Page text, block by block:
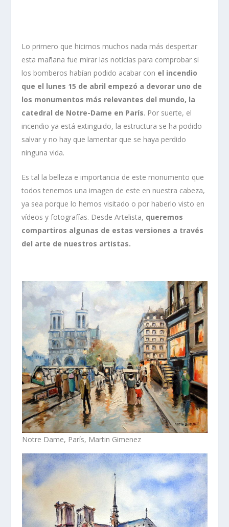
Lo primero que hicimos muchos nada más despertar
esta mañana fue mirar las noticias para comprobar si
los bomberos habían podido acabar con el incendio
que el lunes 15 de abril empezó a devorar uno de
los monumentos más relevantes del mundo, la
catedral de Notre-Dame en París. Por suerte, el
incendio ya está extinguido, la estructura se ha podido
salvar y no hay que lamentar que se haya perdido
ninguna vida.
Es tal la belleza e importancia de este monumento que
todos tenemos una imagen de este en nuestra cabeza,
ya sea porque lo hemos visitado o por haberlo visto en
vídeos y fotografías. Desde Artelista, queremos
compartiros algunas de estas versiones a través
del arte de nuestros artistas.
Notre Dame, París, Martin Gimenez